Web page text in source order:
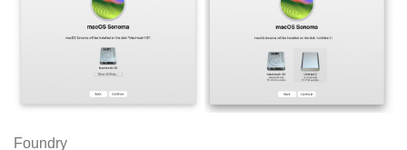
Foundry